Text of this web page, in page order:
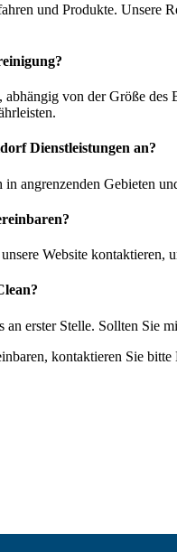
und Produkte. Unsere
von der Größe
Dienstleistungen an?
angrenzenden Gebieten
Website
erster Stelle. Sollten Sie
kontaktieren Sie